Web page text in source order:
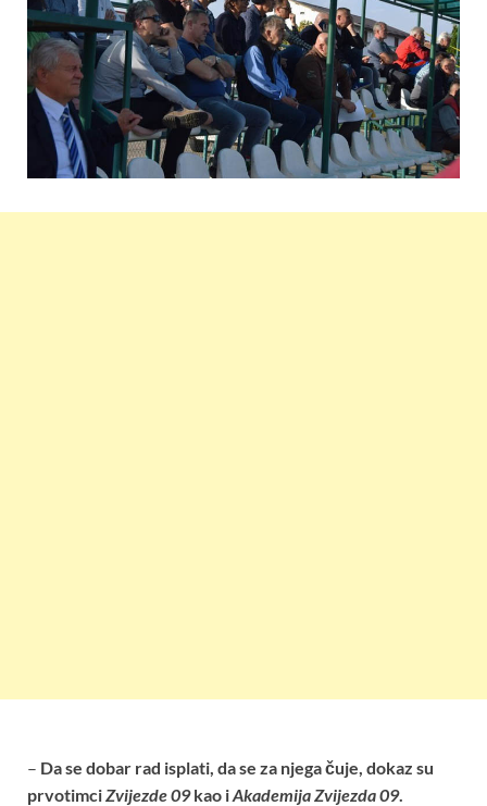
– Da se dobar rad isplati, da se za njega čuje, dokaz su
prvotimci Zvijezde 09kao iAkademija Zvijezda 09.